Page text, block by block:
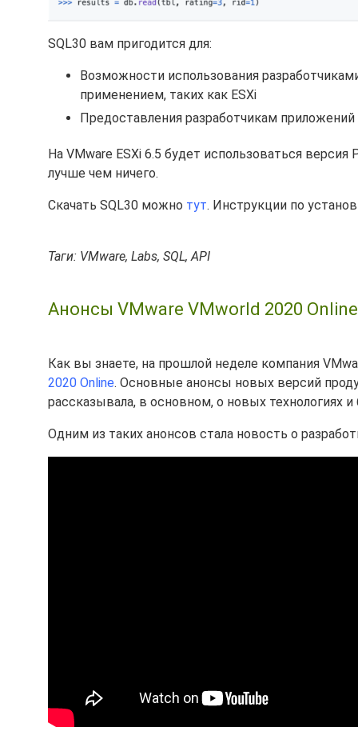
SQL30 вам пригодится для:
Возможности использования
применением, таких как ESXi
Предоставления разработчикам
На VMware ESXi 6.5 будет использоваться
лучше чем ничего.
Скачать SQL30 можно тут. Инструкции по
Таги: VMware, Labs, SQL, API
Анонсы VMware VMworld 2020
Как вы знаете, на прошлой неделе компания
2020 Online. Основные анонсы новых версий
рассказывала, в основном, о новых технологиях
Одним из таких анонсов стала новость о